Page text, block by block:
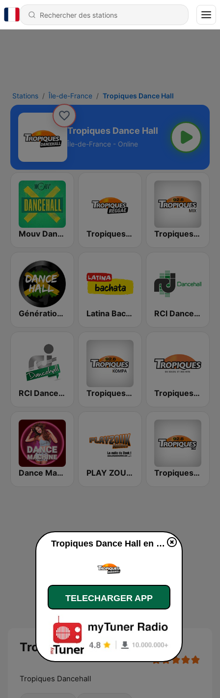
Stations Île-de-France Tropiques Dance Hall
Tropiques Dance Hall
Île-de-France - Online
Mouv DanceHall Tropiques Reggae Tropiques Mix
Générations DanceHall Latina Bachata RCI Dancehall
RCI Dancehall Tropiques Kompa Tropiques Zouk
Dance Machine PLAY ZOUK ANTILLES Tropiques Bob Marley
Tropiques Dance Hall
Tropiques Dancehall
Tropiques Dance Hall en ligne
TELECHARGER APP